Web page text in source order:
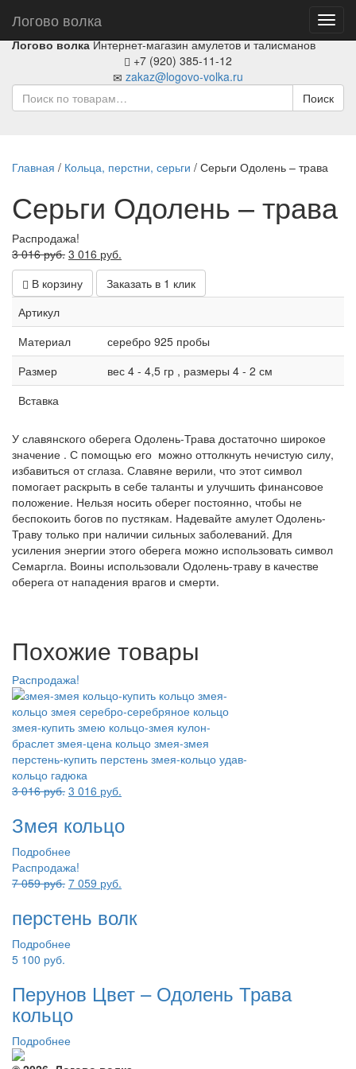
Логово волка
Логово волка Интернет-магазин амулетов и талисманов
+7 (920) 385-11-12
zakaz@logovo-volka.ru
Поиск
Главная / Кольца, перстни, серьги / Серьги Одолень – трава
Серьги Одолень – трава
Распродажа!
3 016руб. Первоначальная
цена
составляла
3
3 016 руб.
цена:
3
016 руб..
В корзину
Заказать в 1 клик
Артикул
Материал
серебро 925 пробы
Размер
вес 4 - 4,5 гр , размеры 4 - 2 см
Вставка
У славянского оберега Одолень-Трава достаточно широкое
значение . С помощью его можно оттолкнуть нечистую силу,
избавиться от сглаза. Славяне верили, что этот символ
помогает раскрыть в себе таланты и улучшить финансовое
положение. Нельзя носить оберег постоянно, чтобы не
беспокоить богов по пустякам. Надевайте амулет Одолень-
Траву только при наличии сильных заболеваний. Для
усиления энергии этого оберега можно использовать символ
Семаргла. Воины использовали Одолень-траву в качестве
оберега от нападения врагов и смерти.
Похожие товары
Распродажа!
3 016руб. Первоначальная
составляла
3
016 руб..
3 016 руб.
3
016 руб..
Змея кольцо
Подробнее
Распродажа!
7 059руб. Первоначальная
составляла
7
059 руб..
7 059 руб.
7
059 руб..
перстень волк
Подробнее
5 100 руб.
Перунов Цвет – Одолень Трава
кольцо
Подробнее